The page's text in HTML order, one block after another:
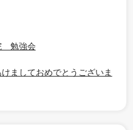
勉強会
ましておめでとうございま